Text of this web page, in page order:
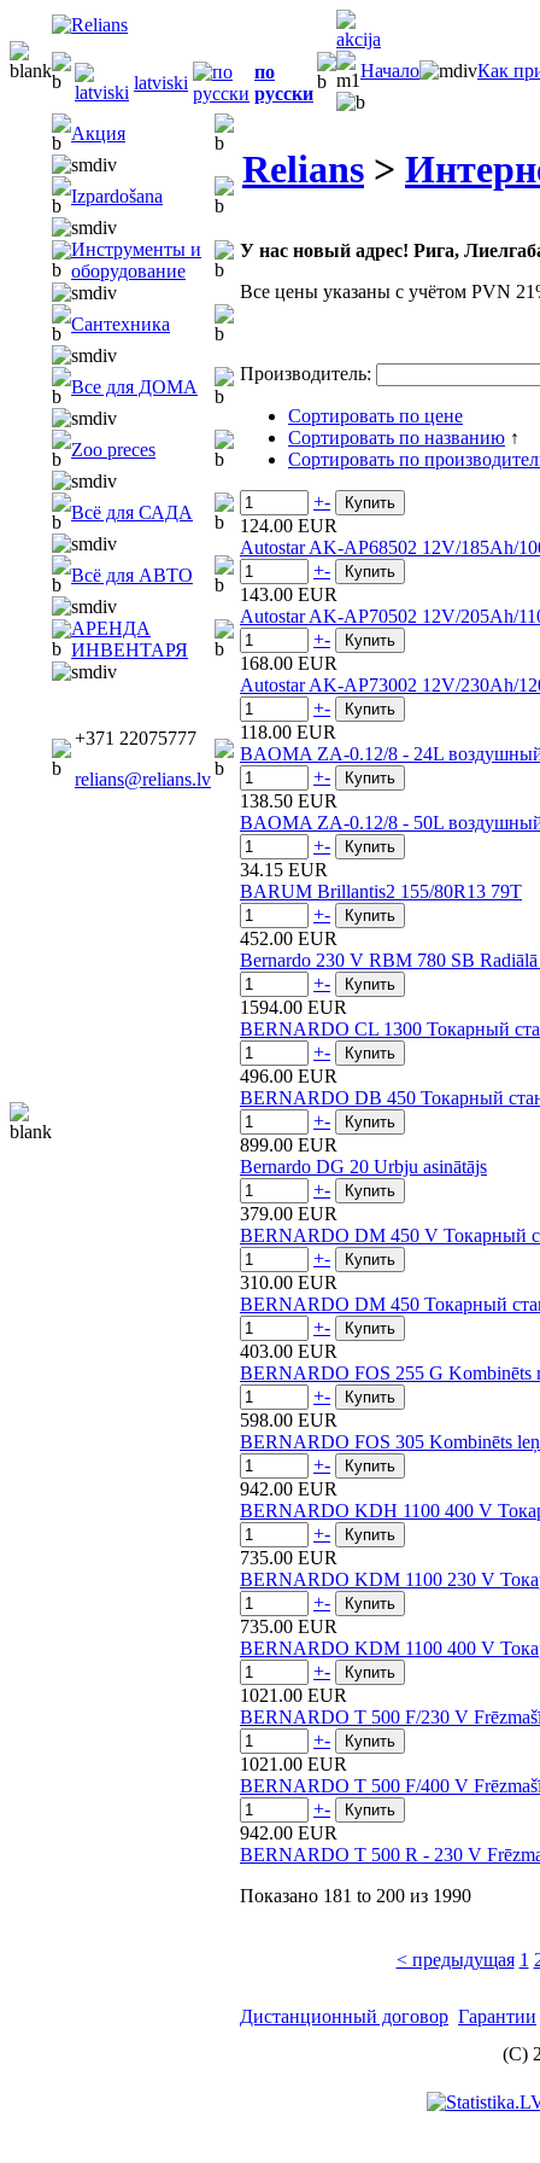
latviski
по
русски
Начало Как
Акция
Izpardošana
Инструменты и
оборудование
Сантехника
Все для ДОМА
Zoo preces
Всё для САДА
Всё для АВТО
АРЕНДА
ИНВЕНТАРЯ
+371 22075777
relians@relians.lv
Relians >
У нас новый адрес! Рига,
Все цены указаны с учётом PVN
Производитель:
Сортировать по цене
Сортировать по названию ↑
Сортировать по
+-
124.00 EUR
Autostar AK-AP68502 12V/185Ah/
+-
143.00 EUR
Autostar AK-AP70502 12V/205Ah/
+-
168.00 EUR
Autostar AK-AP73002 12V/230Ah/
+-
118.00 EUR
BAOMA ZA-0.12/8 - 24L
+-
138.50 EUR
BAOMA ZA-0.12/8 - 50L
+-
34.15 EUR
BARUM Brillantis2 155/80R13 79T
+-
452.00 EUR
Bernardo 230 V RBM 780 SB Radiālā
+-
1594.00 EUR
BERNARDO CL 1300 Токарный
+-
496.00 EUR
BERNARDO DB 450 Токарный
+-
899.00 EUR
Bernardo DG 20 Urbju asinātājs
+-
379.00 EUR
BERNARDO DM 450 V Токарный
+-
310.00 EUR
BERNARDO DM 450 Токарный
+-
403.00 EUR
BERNARDO FOS 255 G Kombinēts
+-
598.00 EUR
BERNARDO FOS 305 Kombinēts
+-
942.00 EUR
BERNARDO KDH 1100 400 V
+-
735.00 EUR
BERNARDO KDM 1100 230 V
+-
735.00 EUR
BERNARDO KDM 1100 400 V
+-
1021.00 EUR
BERNARDO T 500 F/230 V
+-
1021.00 EUR
BERNARDO T 500 F/400 V
+-
942.00 EUR
BERNARDO T 500 R - 230 V
Показано 181 to 200 из 1990
< предыдущая 1
Дистанционный договор Гарантии
(C)